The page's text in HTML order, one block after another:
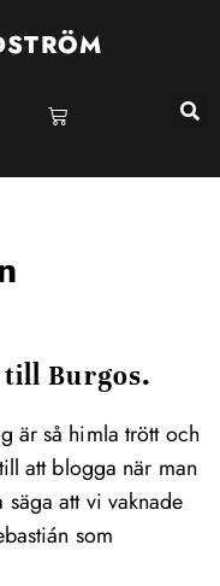
till Burgos.
är så himla trött och
att blogga när man
säga att vi vaknade
som